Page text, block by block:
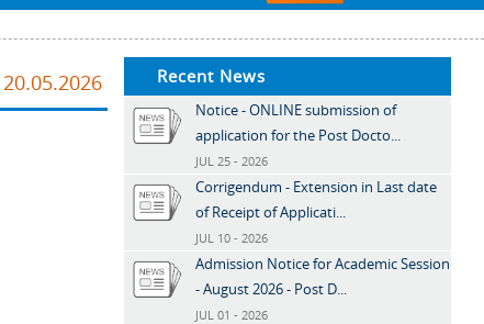
Recent News
Notice - ONLINE submission of
application for the Post Docto...
JUL 25 - 2026
Corrigendum - Extension in Last date
of Receipt of Applicati...
JUL 10 - 2026
Admission Notice for Academic Session
- August 2026 - Post D...
JUL 01 - 2026